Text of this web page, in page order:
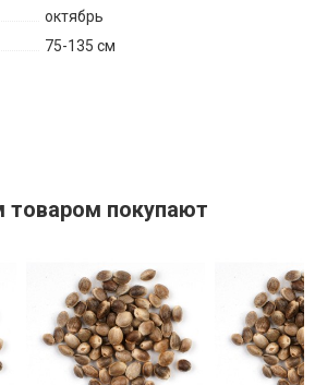
октябрь
75-135 см
товаром покупают